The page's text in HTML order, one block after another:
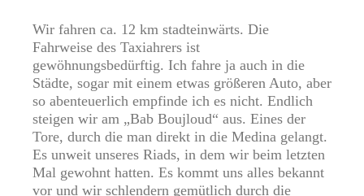
Wir fahren ca. 12 km stadteinwärts. Die
Fahrweise des Taxiahrers ist
gewöhnungsbedürftig. Ich fahre ja auch in die
Städte, sogar mit einem etwas größeren Auto, aber
so abenteuerlich empfinde ich es nicht. Endlich
steigen wir am „Bab Boujloud“ aus. Eines der
Tore, durch die man direkt in die Medina gelangt.
Es unweit unseres Riads, in dem wir beim letzten
Mal gewohnt hatten. Es kommt uns alles bekannt
vor und wir schlendern gemütlich durch die